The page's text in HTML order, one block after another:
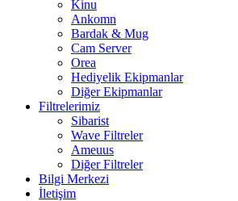
Kinu
Ankomn
Bardak & Mug
Cam Server
Orea
Hediyelik Ekipmanlar
Diğer Ekipmanlar
Filtrelerimiz
Sibarist
Wave Filtreler
Ameuus
Diğer Filtreler
Bilgi Merkezi
İletişim